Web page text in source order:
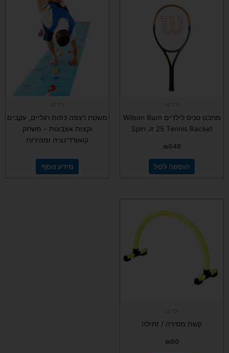
מחבט טניס לילדים Wilson Burn
Spin Jr 25 Tennis Racket
₪549
הוספה לסל
משטח רצפה כפות רגליים, עקבים
וקצות אצבעות – משחק
קואורדינציה ומהירות
מידע נוסף
קשת מסירה / זחילה
₪80